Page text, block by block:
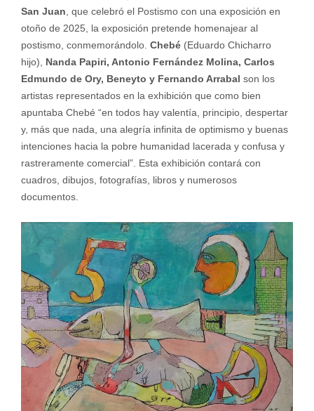
San Juan , que celebró el Postismo con una exposición en
otoño de 2025, la exposición pretende homenajear al
postismo, conmemorándolo. Chebé(Eduardo Chicharro
hijo), Nanda Papiri, Antonio Fernández Molina, Carlos
Edmundo de Ory, Beneyto y Fernando Arrabal son los
artistas representados en la exhibición que como bien
apuntaba Chebé “en todos hay valentía, principio, despertar
y, más que nada, una alegría infinita de optimismo y buenas
intenciones hacia la pobre humanidad lacerada y confusa y
rastreramente comercial”. Esta exhibición contará con
cuadros, dibujos, fotografías, libros y numerosos
documentos.